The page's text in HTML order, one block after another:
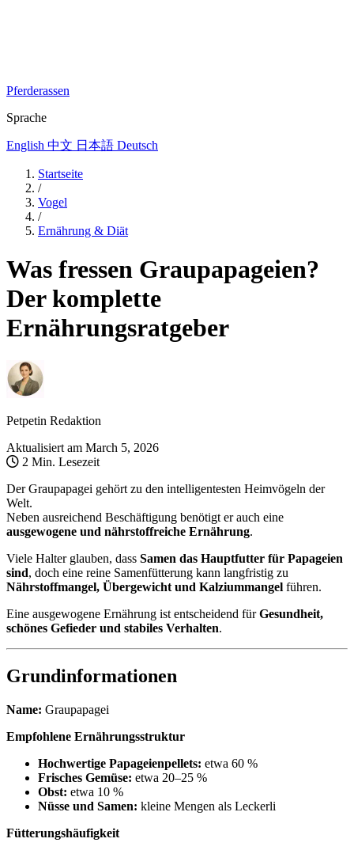
Pferderassen
Sprache
English 中文 日本語 Deutsch
Startseite
/
Vogel
/
Ernährung & Diät
Was fressen Graupapageien?
Der komplette
Ernährungsratgeber
Petpetin Redaktion
Aktualisiert am March 5, 2026
2 Min. Lesezeit
Der Graupapagei gehört zu den intelligentesten Heimvögeln der
Welt.
Neben ausreichend Beschäftigung benötigt er auch eine
ausgewogene und nährstoffreiche Ernährung.
Viele Halter glauben, dass Samen das Hauptfutter für Papageien
sind, doch eine reine Samenfütterung kann langfristig zu
Nährstoffmangel, Übergewicht und Kalziummangel führen.
Eine ausgewogene Ernährung ist entscheidend fürGesundheit,
schönes Gefieder und stabiles Verhalten.
Grundinformationen
Name: Graupapagei
Empfohlene Ernährungsstruktur
Hochwertige Papageienpellets: etwa 60 %
Frisches Gemüse: etwa 20–25 %
Obst: etwa 10 %
Nüsse und Samen: kleine Mengen als Leckerli
Fütterungshäufigkeit